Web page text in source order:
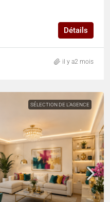
Détails
il y a2 mois
SÉLECTION DE L'AGENCE